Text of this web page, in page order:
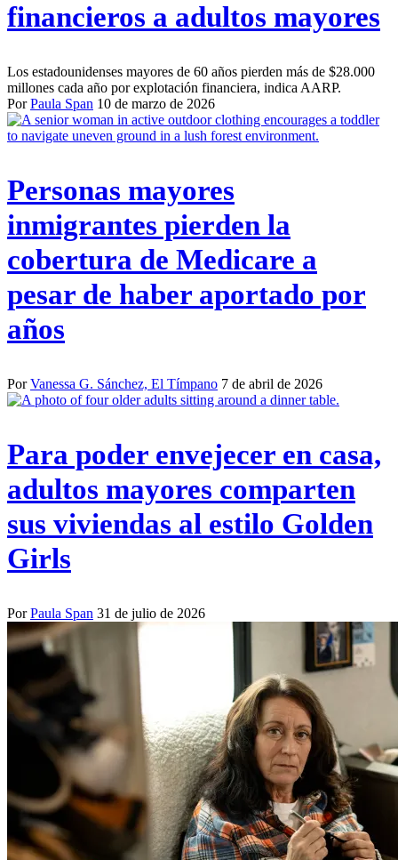
financieros a adultos mayores
Los estadounidenses mayores de 60 años pierden más de $28.000
millones cada año por explotación financiera, indica AARP.
PorPaula Span 10 de marzo de 2026
Personas mayores
inmigrantes pierden la
cobertura de Medicare a
pesar de haber aportado por
años
PorVanessa G. Sánchez, El Tímpano 7 de abril de 2026
Para poder envejecer en casa,
adultos mayores comparten
sus viviendas al estilo Golden
Girls
PorPaula Span 31 de julio de 2026